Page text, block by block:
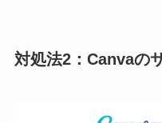
対処法2：Canvaの